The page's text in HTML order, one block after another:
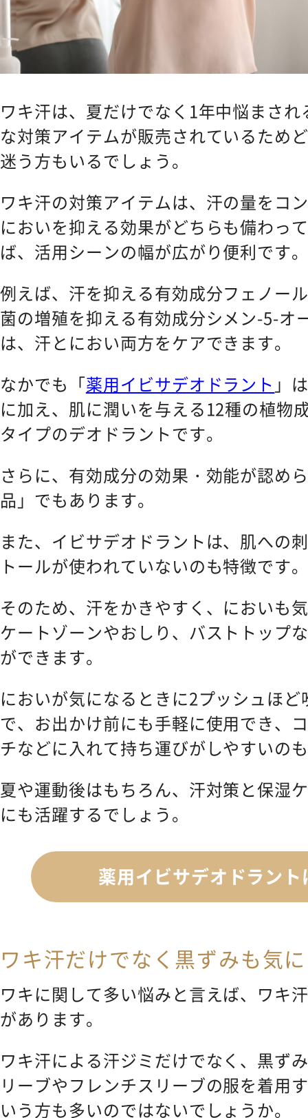
ワキ汗は、夏だけでなく1年中悩まさ
な対策アイテムが販売されているため
迷う方もいるでしょう。
ワキ汗の対策アイテムは、汗の量をコ
においを抑える効果がどちらも備わっ
ば、活用シーンの幅が広がり便利です
例えば、汗を抑える有効成分フェノー
菌の増殖を抑える有効成分シメン-5-オ
は、汗とにおい両方をケアできます。
なかでも「薬用イビサデオドラント 」
に加え、肌に潤いを与える12種の植物
タイプのデオドラントです。
さらに、有効成分の効果・効能が認め
品」でもあります。
また、イビサデオドラントは、肌への
トールが使われていないのも特徴です
そのため、汗をかきやすく、においも
ケートゾーンやおしり、バストトップ
ができます。
においが気になるときに2プッシュほ
で、お出かけ前にも手軽に使用でき、
チなどに入れて持ち運びがしやすいの
夏や運動後はもちろん、汗対策と保湿
にも活躍するでしょう。
薬用イビサデオドラン
ワキ汗だけでなく黒ずみも気
ワキに関して多い悩みと言えば、ワキ
があります。
ワキ汗による汗ジミだけでなく、黒ず
リーブやフレンチスリーブの服を着用
いう方も多いのではないでしょうか。